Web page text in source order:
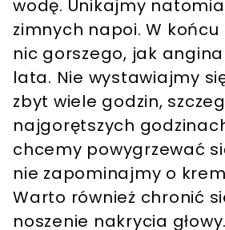
wodę. Unikajmy
zimnych napoi. W
nic gorszego, jak
lata. Nie wystawiajmy
zbyt wiele godzin,
najgorętszych
chcemy powygrzewać
nie zapominajmy o
Warto również chronić
noszenie nakrycia głowy.